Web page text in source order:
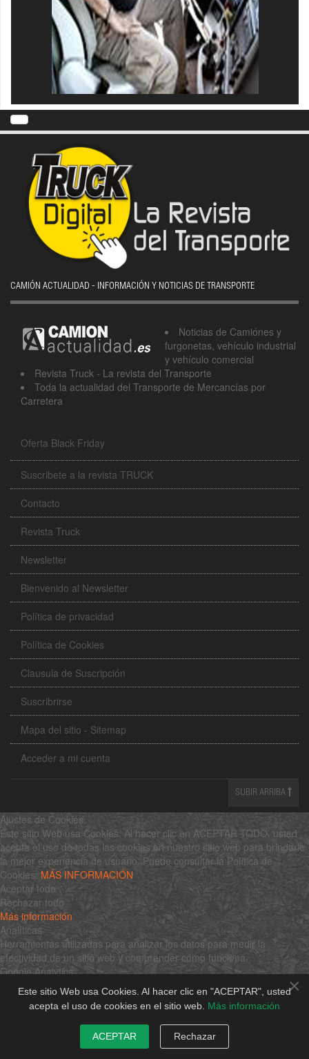
CAMIÓN ACTUALIDAD - INFORMACIÓN Y NOTICIAS DE TRANSPORTE
Noticias de Camiónes y
furgonetas, vehículo industrial
y vehículo comercial
Revista Truck - La revista del Transporte
Toda la actualidad del Transporte de Mercancías por
Carretera
Oferta Black Friday
Suscribete a la revista TRUCK
Contacto
Revista Truck
Newsletter
Bienvenido al Newsletter
Política de privacidad
Política de Cookies
Clausula de Suscripción
Suscribrirse
Mapa del sitio - Sitemap
Acceder a mi cuenta
SUBIR ARRIBA
×
Este sitio Web usa Cookies. Al hacer clic en "ACEPTAR", usted
acepta el uso de cookies en el sitio web. Más información
ACEPTAR Rechazar
Ajustes de Cookies
Este sitio Web usa Cookies. Al hacer clic en ACEPTAR TODO, usted
acepta el uso de todas las cookies en nuestro sitio web para brindarle
la mejor experiencia de usuario. Puede consultar la Política de
Cookies: MÁS INFORMACIÓN
Aceptar todo
Rechazar todo
Más información
Analíticas
Herramientas utilizadas para analizar los datos para medir la
efectividad de un sitio web y comprender cómo funciona.
Google Analytics
Aceptar
Rechazar
$family